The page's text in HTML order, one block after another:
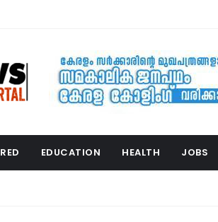
EDUCATION HEALTH JOBS